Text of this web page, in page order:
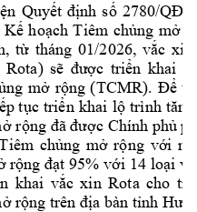
Quyết định số 2780/QĐ-
Kế hoạch Tiêm chủng mở
từ tháng 01/2026, vắc xin
Rota) sẽ được triển khai
mở rộng (TCMR). Để
tục triển khai lộ trình tăng
rộng đã được Chính phủ
chủng mở rộng với
rộng đạt 95% với 14 loại
khai vắc xin Rota cho trẻ
rộng trên địa bàn tỉnh